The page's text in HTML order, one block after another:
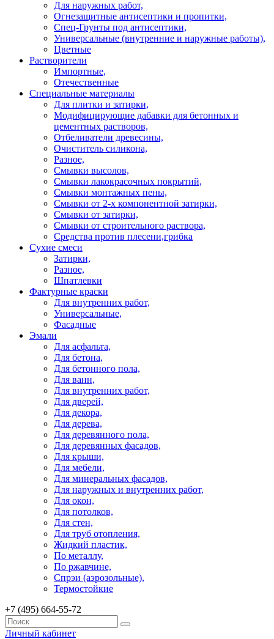
Для наружных работ,
Огнезащитные антисептики и пропитки,
Спец-Грунты под антисептики,
Универсальные (внутренние и наружные работы),
Цветные
Растворители
Импортные,
Отечественные
Специальные материалы
Для плитки и затирки,
Модифицирующие дабавки для бетонных и
цементных растворов,
Отбеливатели древесины,
Очиститель силикона,
Разное,
Смывки высолов,
Смывки лакокрасочных покрытий,
Смывки монтажных пены,
Смывки от 2-х компонентной затирки,
Смывки от затирки,
Смывки от строительного раствора,
Средства против плесени,грибка
Сухие смеси
Затирки,
Разное,
Шпатлевки
Фактурные краски
Для внутренних работ,
Универсальные,
Фасадные
Эмали
Для асфальта,
Для бетона,
Для бетонного пола,
Для ванн,
Для внутренних работ,
Для дверей,
Для декора,
Для дерева,
Для деревянного пола,
Для деревянных фасадов,
Для крыши,
Для мебели,
Для минеральных фасадов,
Для наружных и внутренних работ,
Для окон,
Для потолков,
Для стен,
Для труб отопления,
Жидкий пластик,
По металлу,
По ржавчине,
Спрэи (аэрозольные),
Термостойкие
+7 (495) 664-55-72
Личный кабинет